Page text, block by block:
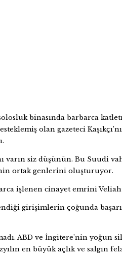
binasında barbarca
olan gazeteci
siz düşünün. Bu Suudi
ortak genlerini oluşturuyor.
işlenen cinayet emrini
girişimlerin çoğunda
ABD ve İngitere’nin
en büyük açlık ve salgın